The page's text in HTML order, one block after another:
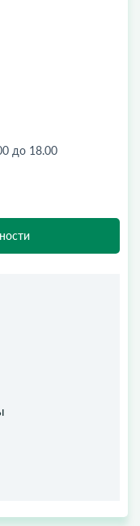
до 18.00